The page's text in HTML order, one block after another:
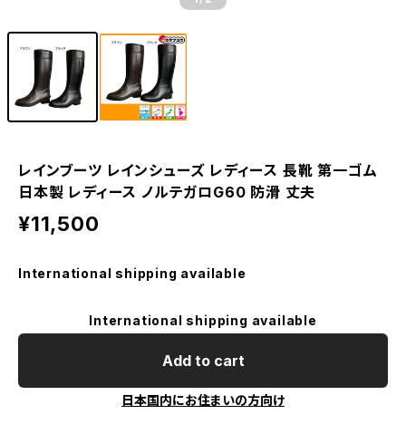
レインブーツ レインシューズ レディース 長靴 第一ゴム
日本製 レディース ノルテガロG60 防滑 丈夫
¥11,500
International shipping available
International shipping available
Add to cart
日本国内にお住まいの方向け